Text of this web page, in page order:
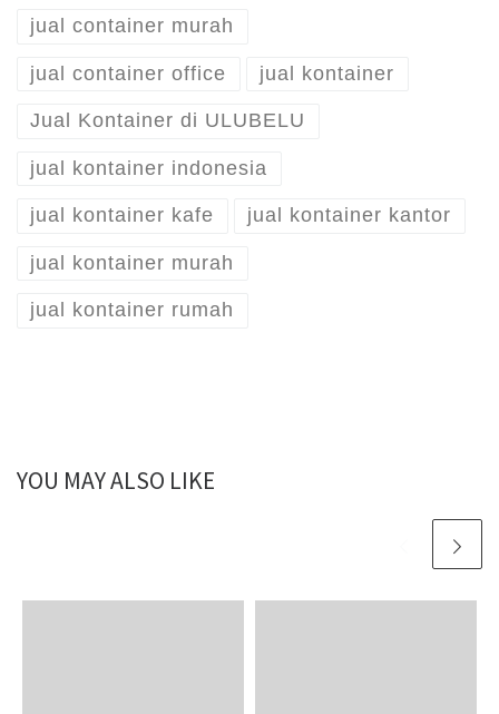
jual container murah
jual container office jual kontainer
Jual Kontainer di ULUBELU
jual kontainer indonesia
jual kontainer kafe jual kontainer kantor
jual kontainer murah
jual kontainer rumah
YOU MAY ALSO LIKE